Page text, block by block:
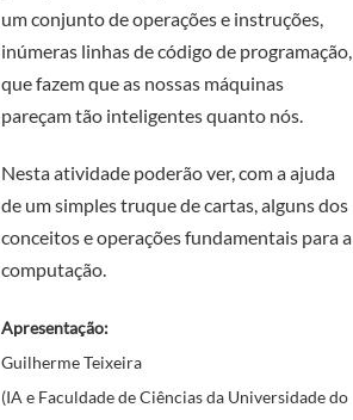
um conjunto de operações e instruções,
inúmeras linhas de código de programação,
que fazem que as nossas máquinas
pareçam tão inteligentes quanto nós.
Nesta atividade poderão ver, com a ajuda
de um simples truque de cartas, alguns dos
conceitos e operações fundamentais para a
computação.
Apresentação:
Guilherme Teixeira
(IA e Faculdade de Ciências da Universidade do